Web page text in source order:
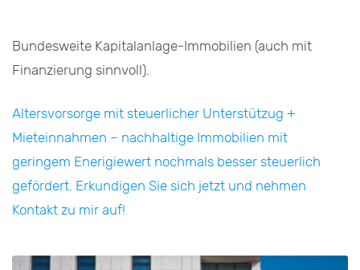
Bundesweite Kapitalanlage-Immobilien (auch mit
Finanzierung sinnvoll).
Altersvorsorge mit steuerlicher Unterstützug +
Mieteinnahmen – nachhaltige Immobilien mit
geringem Enerigiewert nochmals besser steuerlich
gefördert. Erkundigen Sie sich jetzt und nehmen
Kontakt zu mir auf!